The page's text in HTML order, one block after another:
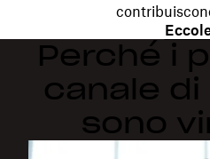
Perché i
canale di
sono